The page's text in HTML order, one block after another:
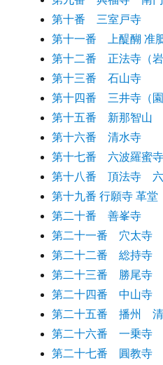
第十番 三室戸寺
第十一番 上醍醐 准
第十二番 正法寺（岩
第十三番 石山寺
第十四番 三井寺（園
第十五番 新那智山
第十六番 清水寺
第十七番 六波羅蜜寺
第十八番 頂法寺 六
第十九番 行願寺 革堂
第二十番 善峯寺
第二十一番 穴太寺
第二十二番 総持寺
第二十三番 勝尾寺
第二十四番 中山寺
第二十五番 播州
第二十六番 一乗寺
第二十七番 圓教寺